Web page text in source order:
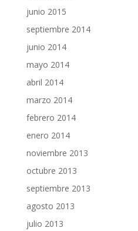
junio 2015
septiembre 2014
junio 2014
mayo 2014
abril 2014
marzo 2014
febrero 2014
enero 2014
noviembre 2013
octubre 2013
septiembre 2013
agosto 2013
julio 2013